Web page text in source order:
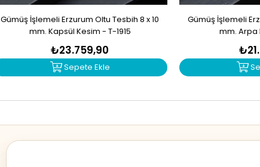
Gümüş İşlemeli Erzurum Oltu Tesbih 8 x 10
mm. Kapsül Kesim - T-1915
₺23.759,90
Sepete Ekle
Gümüş İşlemeli
mm. Arpa